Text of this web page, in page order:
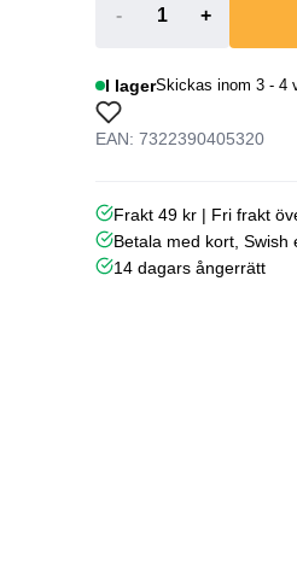
- +
I lagerSkickas inom 3 - 4
EAN: 7322390405320
Frakt 49 kr | Fri frakt
Betala med kort, Swish
14 dagars ångerrätt